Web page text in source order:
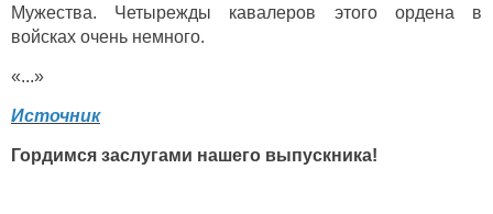
Мужества. Четырежды кавалеров этого ордена в
войсках очень немного.
«...»
Источник
Гордимся заслугами нашего выпускника!